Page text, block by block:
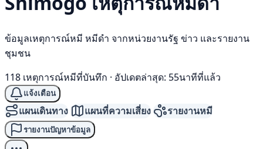
ข้อมูลเหตุการณ์หมี หมีดำ จากหน่วยงานรัฐ ข่าว และรายงาน
ชุมชน
118 เหตุการณ์หมีที่บันทึก · อัปเดตล่าสุด: 55นาทีที่แล้ว
แจ้งเตือน
แผนเดินทาง แผนที่ความเสี่ยง รายงานหมี
รายงานปัญหาข้อมูล